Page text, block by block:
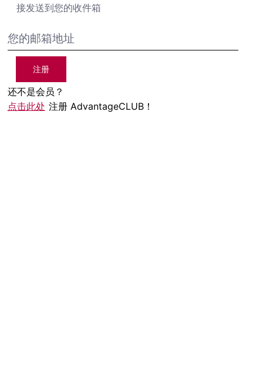
接发送到您的收件箱
注册
还不是会员？
点击此处 注册 AdvantageCLUB！